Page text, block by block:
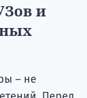
и
– не